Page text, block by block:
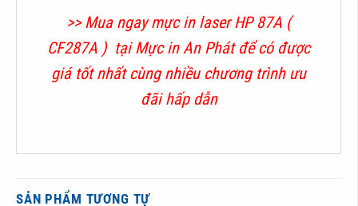
>> Mua ngay mực in laser HP 87A (
CF287A ) tại Mực in An Phát để có được
giá tốt nhất cùng nhiều chương trình ưu
đãi hấp dẫn
SẢN PHẨM TƯƠNG TỰ